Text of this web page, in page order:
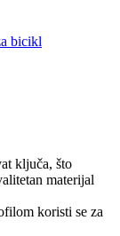
bicikl
ključa, što
materijal
koristi se za